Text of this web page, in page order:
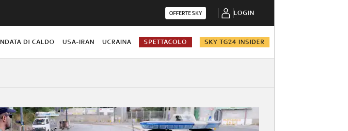
OFFERTE SKY LOGIN
DI CALDO USA-IRAN UCRAINA SPETTACOLO SKY TG24 INSIDER